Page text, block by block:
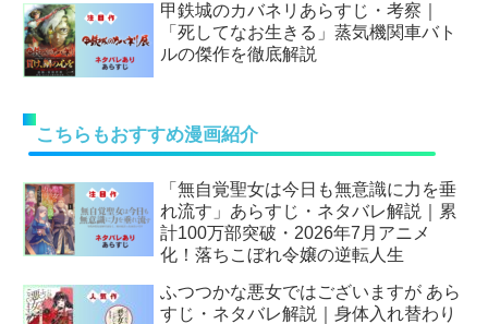
甲鉄城のカバネリあらすじ・考察｜
「死してなお生きる」蒸気機関車バト
ルの傑作を徹底解説
こちらもおすすめ漫画紹介
「無自覚聖女は今日も無意識に力を垂
れ流す」あらすじ・ネタバレ解説｜累
計100万部突破・2026年7月アニメ
化！落ちこぼれ令嬢の逆転人生
ふつつかな悪女ではございますが あら
すじ・ネタバレ解説｜身体入れ替わり